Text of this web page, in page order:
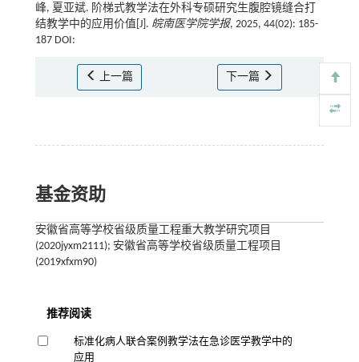
峰, 夏亚斌. 阶梯式教学法在外科专硕研究生腹腔镜缝合打
结教学中的应用价值[J]. 皖南医学院学报, 2025, 44(02): 185-
187 DOI:
上一篇 下一篇
基金资助
安徽省高等学校省级质量工程重大教学研究项目
(2020jyxm2111); 安徽省高等学校省级质量工程项目
(2019xfxm90)